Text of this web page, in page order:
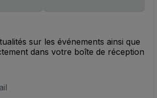
sur les événements ainsi que
dans votre boîte de réception